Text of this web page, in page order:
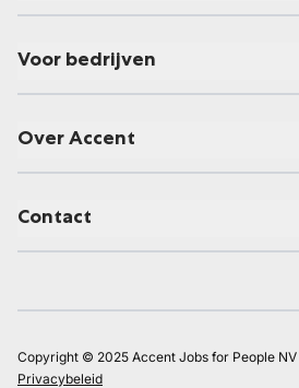
Voor bedrijven
Over Accent
Contact
Copyright © 2025 Accent Jobs for People NV
Privacybeleid